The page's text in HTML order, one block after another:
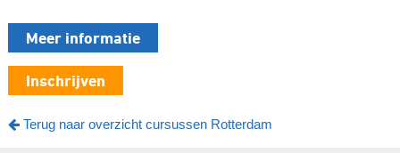
Meer informatie
Inschrijven
Terug naar overzicht cursussen Rotterdam